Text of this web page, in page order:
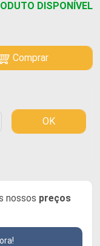
DISPONÍVEL
Comprar
OK
nossos preços